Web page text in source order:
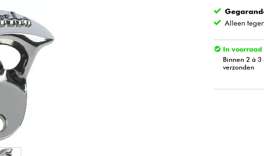
Kinderen Kabels &
Sets
Alleen
In voorraad
Binnen 2 à 3
verzonden